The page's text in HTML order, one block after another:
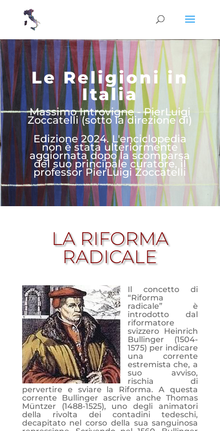
Le Religioni in
Italia
Massimo Introvigne - PierLuigi
Zoccatelli (sotto la direzione di)
Edizione 2024. L'enciclopedia
non è stata ulteriormente
aggiornata dopo la scomparsa
del suo principale curatore, il
professor PierLuigi Zoccatelli
LA RIFORMA
RADICALE
Il concetto di
“Riforma
radicale” è
introdotto dal
riformatore
svizzero Heinrich
Bullinger (1504-
1575) per indicare
una corrente
estremista che, a
suo avviso,
rischia di
pervertire e sviare la Riforma. A questa
corrente Bullinger ascrive anche Thomas
Müntzer (1488-1525), uno degli animatori
della rivolta dei contadini tedeschi,
decapitato nel corso della sua sanguinosa